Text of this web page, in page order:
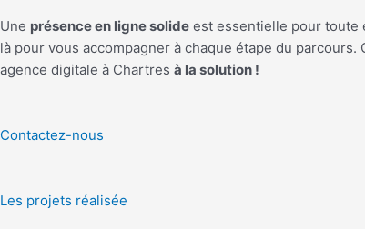
Une présence en ligne solide est essentielle pour toute
là pour vous accompagner à chaque étape du
agence digitale à Chartres à la solution !
Contactez-nous
Les projets réalisée